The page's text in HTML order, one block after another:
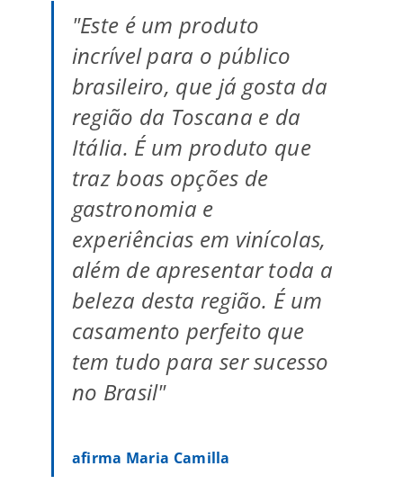
"Este é um produto
incrível para o público
brasileiro, que já gosta da
região da Toscana e da
Itália. É um produto que
traz boas opções de
gastronomia e
experiências em vinícolas,
além de apresentar toda a
beleza desta região. É um
casamento perfeito que
tem tudo para ser sucesso
no Brasil"
afirma Maria Camilla